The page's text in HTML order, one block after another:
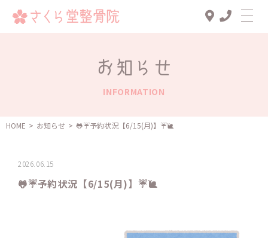
診療メニュー
スタッフ一覧
お知らせ
INFORMATION
HOME > お知らせ > 🐸☔予約状況【6/15(月)】☔️🐌
2026.06.15
🐸☔予約状況【6/15(月)】☔️🐌